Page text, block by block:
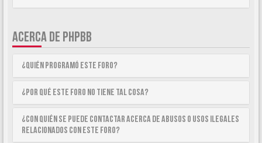
ACERCA DE PHPBB
¿Quién programó este foro?
¿Por qué este foro no tiene tal cosa?
¿Con quién se puede contactar acerca de abusos o usos ilegales
relacionados con este foro?